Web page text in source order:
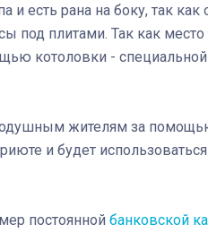
и есть рана на боку, так
под плитами. Так как место
котоловки - специальной
жителям за
и будет
постоянной банковской